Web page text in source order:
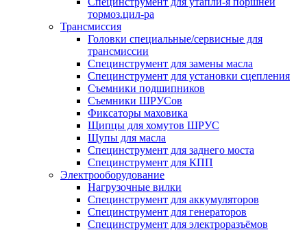
тормоз.цил-ра
Трансмиссия
Головки специальные/сервисные для
трансмиссии
Специнструмент для замены масла
Специнструмент для установки сцепления
Съемники подшипников
Съемники ШРУСов
Фиксаторы маховика
Щипцы для хомутов ШРУС
Щупы для масла
Специнструмент для заднего моста
Специнструмент для КПП
Электрооборудование
Нагрузочные вилки
Специнструмент для аккумуляторов
Специнструмент для генераторов
Специнструмент для электроразъёмов